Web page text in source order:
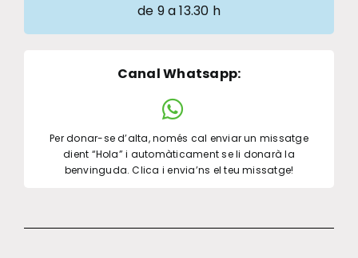
de 9 a 13.30 h
Canal Whatsapp:
Per donar-se d’alta, només cal enviar un missatge
dient “Hola” i automàticament se li donarà la
benvinguda. Clica i envia’ns el teu missatge!